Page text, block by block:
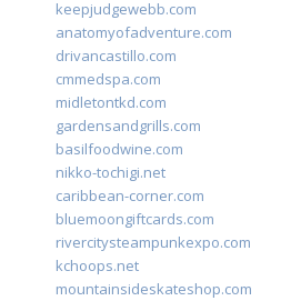
keepjudgewebb.com
anatomyofadventure.com
drivancastillo.com
cmmedspa.com
midletontkd.com
gardensandgrills.com
basilfoodwine.com
nikko-tochigi.net
caribbean-corner.com
bluemoongiftcards.com
rivercitysteampunkexpo.com
kchoops.net
mountainsideskateshop.com